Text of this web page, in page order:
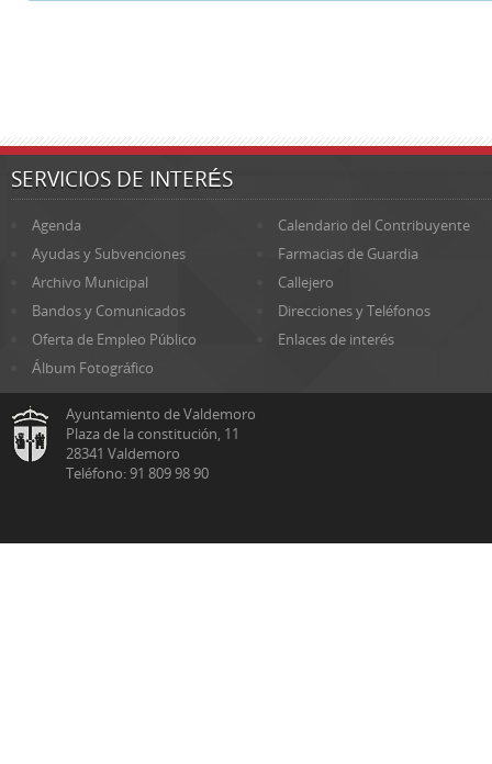
SERVICIOS DE INTERÉS
Agenda
Calendario del Contribuyente
Ayudas y Subvenciones
Farmacias de Guardia
Archivo Municipal
Callejero
Bandos y Comunicados
Direcciones y Teléfonos
Oferta de Empleo Público
Enlaces de interés
Álbum Fotográfico
Ayuntamiento de Valdemoro
Plaza de la constitución, 11
28341 Valdemoro
Teléfono: 91 809 98 90